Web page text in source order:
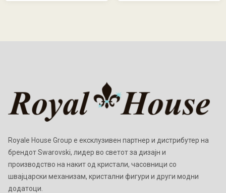
Royale House Group е ексклузивен партнер и дистрибутер на
брендот Swarovski, лидер во светот за дизајн и
производство на накит од кристали, часовници со
швајцарски механизам, кристални фигури и други модни
додатоци.